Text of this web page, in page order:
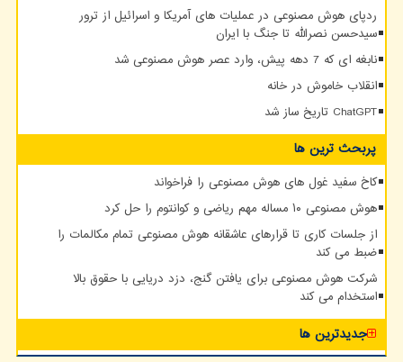
ردپای هوش مصنوعی در عملیات های آمریکا و اسرائیل از ترور
سیدحسن نصرالله تا جنگ با ایران
نابغه ای که 7 دهه پیش، وارد عصر هوش مصنوعی شد
انقلاب خاموش در خانه
ChatGPT تاریخ ساز شد
پربحث ترین ها
کاخ سفید غول های هوش مصنوعی را فراخواند
هوش مصنوعی ۱۰ مساله مهم ریاضی و کوانتوم را حل کرد
از جلسات کاری تا قرارهای عاشقانه هوش مصنوعی تمام مکالمات را
ضبط می کند
شرکت هوش مصنوعی برای یافتن گنج، دزد دریایی با حقوق بالا
استخدام می کند
جدیدترین ها